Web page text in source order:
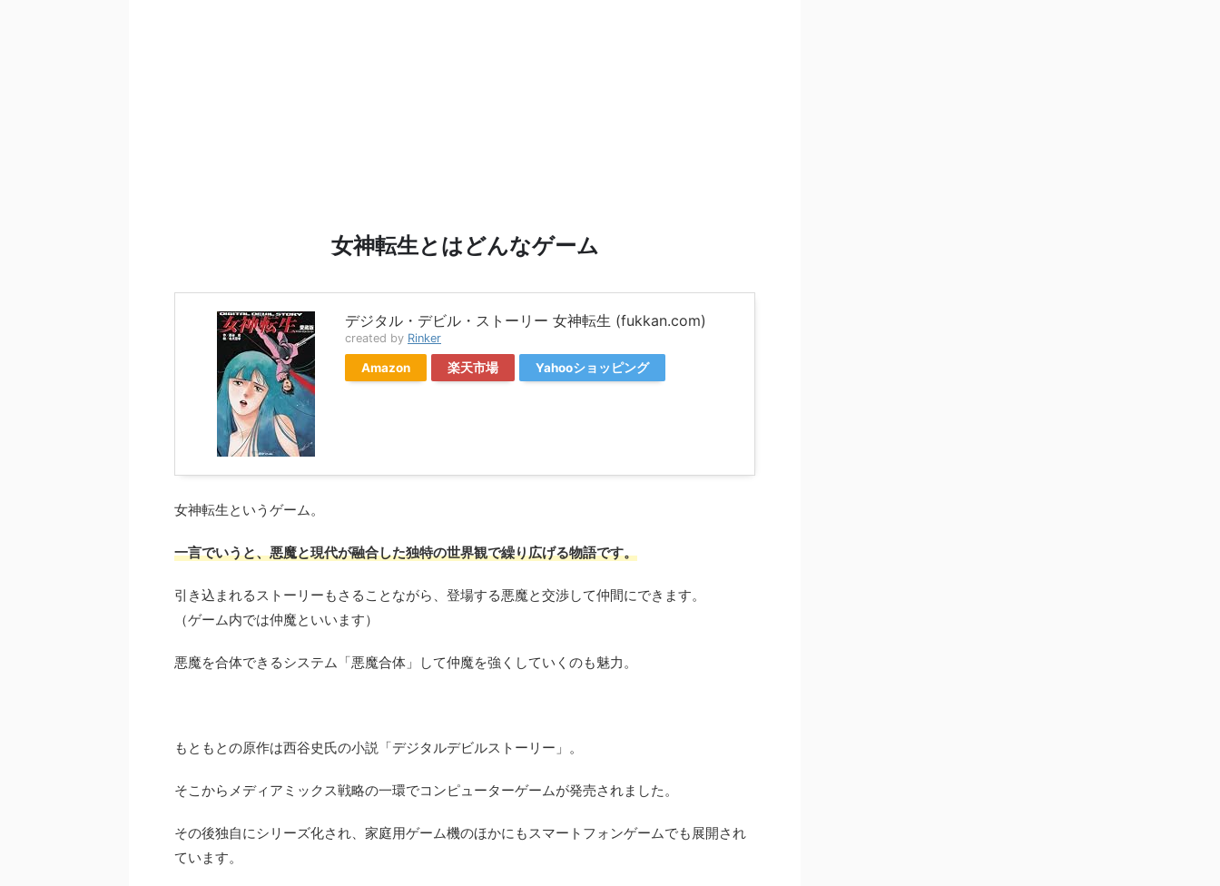
女神転生とはどんなゲーム
デジタル・デビル・ストーリー 女神転生 (fukkan.com)
created by Rinker
Amazon 楽天市場 Yahooショッピング
女神転生というゲーム。
一言でいうと、悪魔と現代が融合した独特の世界観で繰り広げる物語です。
引き込まれるストーリーもさることながら、登場する悪魔と交渉して仲間にできます。
（ゲーム内では仲魔といいます）
悪魔を合体できるシステム「悪魔合体」して仲魔を強くしていくのも魅力。
もともとの原作は西谷史氏の小説「デジタルデビルストーリー」。
そこからメディアミックス戦略の一環でコンピューターゲームが発売されました。
その後独自にシリーズ化され、家庭用ゲーム機のほかにもスマートフォンゲームでも展開され
ています。